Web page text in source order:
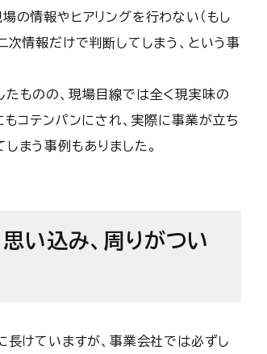
の情報やヒアリングを行わない（もし
次情報だけで判断してしまう、という事
ものの、現場目線では全く現実味の
もコテンパンにされ、実際に事業が立ち
まう事例もありました。
い込み、周りがつい
長けていますが、事業会社では必ずし